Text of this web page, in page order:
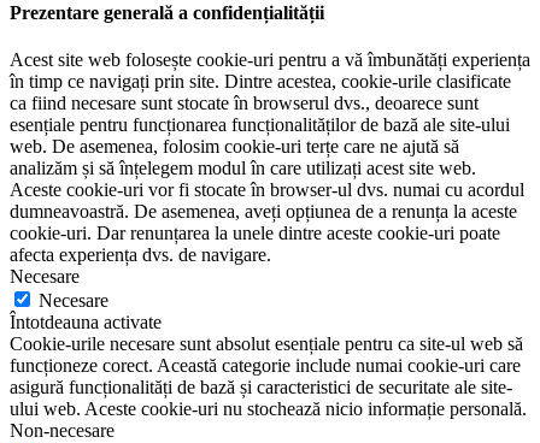
Prezentare generală a confidențialității
Acest site web folosește cookie-uri pentru a vă îmbunătăți experiența
în timp ce navigați prin site. Dintre acestea, cookie-urile clasificate
ca fiind necesare sunt stocate în browserul dvs., deoarece sunt
esențiale pentru funcționarea funcționalităților de bază ale site-ului
web. De asemenea, folosim cookie-uri terțe care ne ajută să
analizăm și să înțelegem modul în care utilizați acest site web.
Aceste cookie-uri vor fi stocate în browser-ul dvs. numai cu acordul
dumneavoastră. De asemenea, aveți opțiunea de a renunța la aceste
cookie-uri. Dar renunțarea la unele dintre aceste cookie-uri poate
afecta experiența dvs. de navigare.
Necesare
Necesare
Întotdeauna activate
Cookie-urile necesare sunt absolut esențiale pentru ca site-ul web să
funcționeze corect. Această categorie include numai cookie-uri care
asigură funcționalități de bază și caracteristici de securitate ale site-
ului web. Aceste cookie-uri nu stochează nicio informație personală.
Non-necesare